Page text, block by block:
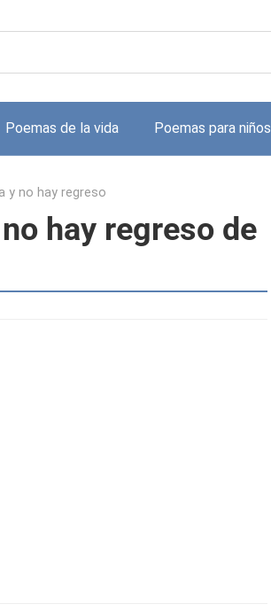
Poemas de la vida Poemas para niños
y no hay regreso
hay regreso de